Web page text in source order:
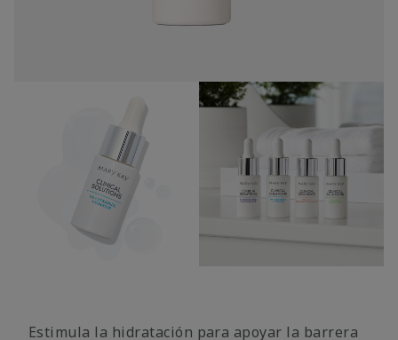
Estimula la hidratación para apoyar la barrera